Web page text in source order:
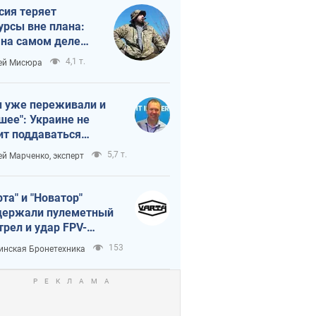
теряет
вне плана:
на самом деле
темп войны
Мисюра 4,1 т.
переживали и
Украине не
поддаваться
из-за
террора
Марченко, эксперт 5,7 т.
и "Новатор"
пулеметный
и удар FPV-
сохранив жизнь
ВСУ
Бронетехника 153